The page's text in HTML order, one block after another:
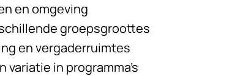
en omgeving
groepsgroottes
en vergaderruimtes
variatie in programma’s